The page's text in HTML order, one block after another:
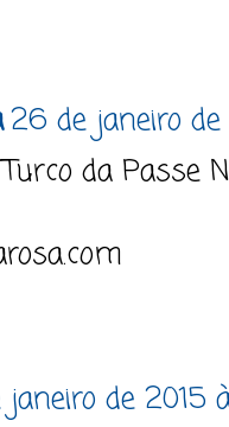
26 de janeiro
da Passe
de 2015